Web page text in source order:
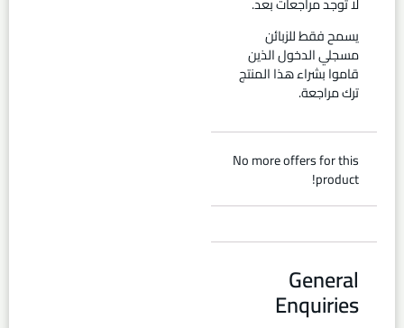
يسمح فقط للزبائن
مسجلي الدخول الذين
قاموا بشراء هذا المنتج
ترك مراجعة.
No more offers for this
product!
General
Enquiries